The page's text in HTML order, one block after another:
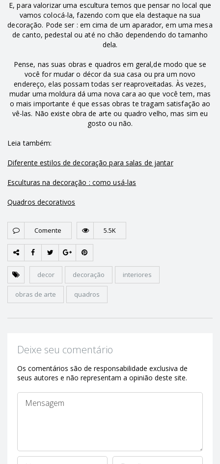
E, para valorizar uma escultura temos que pensar no local que
vamos colocá-la, fazendo com que ela destaque na sua
decoração. Pode ser : em cima de um aparador, em uma mesa
de canto, pedestal ou até no chão dependendo do tamanho
dela.
Pense, nas suas obras e quadros em geral,de modo que se
você for mudar o décor da sua casa ou pra um novo
endereço, elas possam todas ser reaproveitadas. Às vezes,
mudar uma moldura dá uma nova cara ao que você tem, mas
o mais importante é que essas obras te tragam satisfação ao
vê-las. Não existe obra de arte ou quadro velho, mas sim eu
gosto ou não.
Leia também:
Diferente estilos de decoração para salas de jantar
Esculturas na decoração : como usá-las
Quadros decorativos
Comente 5.5K
decor decoração interiores
obras de arte quadros
Deixe seu comentário
Os comentários são de responsabilidade exclusiva de
seus autores e não representam a opinião deste site.